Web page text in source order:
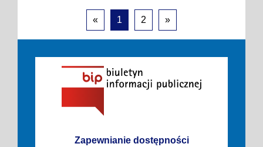
Zapewnianie dostępności
« 1 2 »